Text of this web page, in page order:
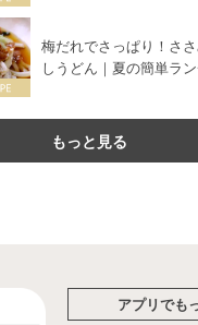
梅だれでさっぱり！さ
しうどん｜夏の簡単ラ
もっと見る
アプリでも